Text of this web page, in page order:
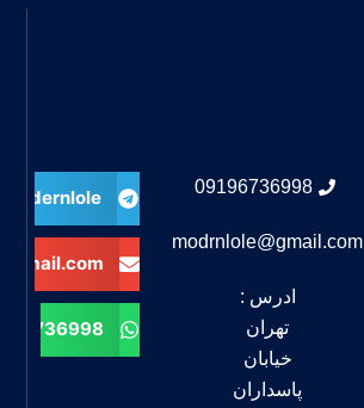
09196736998
modrnlole@gmail.com
ادرس :
تهران
خیابان
پاسداران
modernlole@